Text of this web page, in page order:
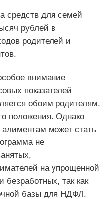
средств для семей
рублей в
родителей и
внимание
показателей
обоим родителям,
положения. Однако
может стать
не
на упрощенной
безработных, так как
базы для НДФЛ.